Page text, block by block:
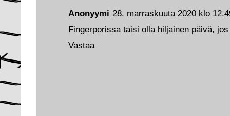
Anonyymi 28. marraskuuta 2020 klo
Fingerporissa taisi olla hiljainen päivä,
Vastaa